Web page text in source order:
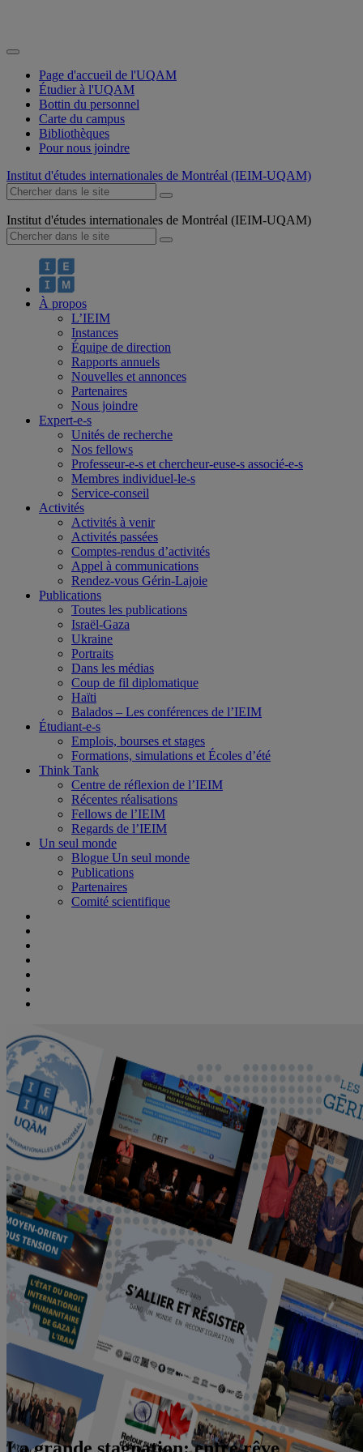
Page d'accueil de l'UQAM
Étudier à l'UQAM
Bottin du personnel
Carte du campus
Bibliothèques
Pour nous joindre
Institut d'études internationales de Montréal (IEIM-UQAM)
Institut d'études internationales de Montréal (IEIM-UQAM)
À propos
L’IEIM
Instances
Équipe de direction
Rapports annuels
Nouvelles et annonces
Partenaires
Nous joindre
Expert-e-s
Unités de recherche
Nos fellows
Professeur-e-s et chercheur-euse-s associé-e-s
Membres individuel-le-s
Service-conseil
Activités
Activités à venir
Activités passées
Comptes-rendus d’activités
Appel à communications
Rendez-vous Gérin-Lajoie
Publications
Toutes les publications
Israël-Gaza
Ukraine
Portraits
Dans les médias
Coup de fil diplomatique
Haïti
Balados – Les conférences de l’IEIM
Étudiant-e-s
Emplois, bourses et stages
Formations, simulations et Écoles d’été
Think Tank
Centre de réflexion de l’IEIM
Récentes réalisations
Fellows de l’IEIM
Regards de l’IEIM
Un seul monde
Blogue Un seul monde
Publications
Partenaires
Comité scientifique